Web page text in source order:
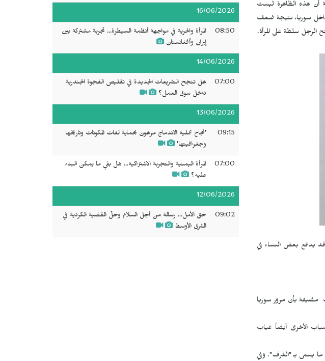
أن هذه الظاهرة ليست
داخل سوريا، نتيجة ضعف
الرجل سلطة على المرأة.
يدفع بعض النساء في
مضيفة بأن مرور سوريا
الأخرى أيضاً غياب
ما يسمى بـ "الشرف". وفي
16/06/2026
08:50
المرأة والحرية في مواجهة أنظمة السيطرة... تجربة مشتركة بين
إيران وأفغانستان
14/06/2026
07:00
هل تنجح التشريعات الجديدة في تقليص الفجوة الجندرية
داخل سوق العمل؟
13/06/2026
09:15
'نجاح عملية الاندماج مرهون بحماية لغات المكونات وتاريخها
وجغرافيتها'
07:00
المرأة اليمنية والتجربة الاشتراكية... هل بقي ما يمكن البناء
عليه؟
12/06/2026
09:02
حق الأمل... رسالة من أجل السلام وحلّ القضية الكردية في
الشرق الأوسط